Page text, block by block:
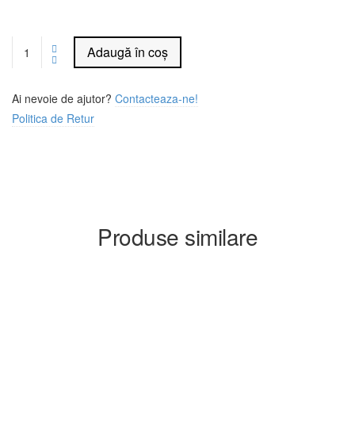
Adaugă în coș
Ai nevoie de ajutor? Contacteaza-ne!
Politica de Retur
Produse similare